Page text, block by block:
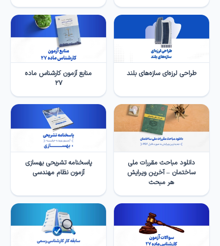
طراحی لرزه­‌ای سازه‌­های بلند
منابع آزمون کارشناس ماده
۲۷
دانلود مباحث مقررات ملی
ساختمان – آخرین ویرایش
هر مبحث
پاسخنامه تشریحی بهسازی
آزمون نظام مهندسی